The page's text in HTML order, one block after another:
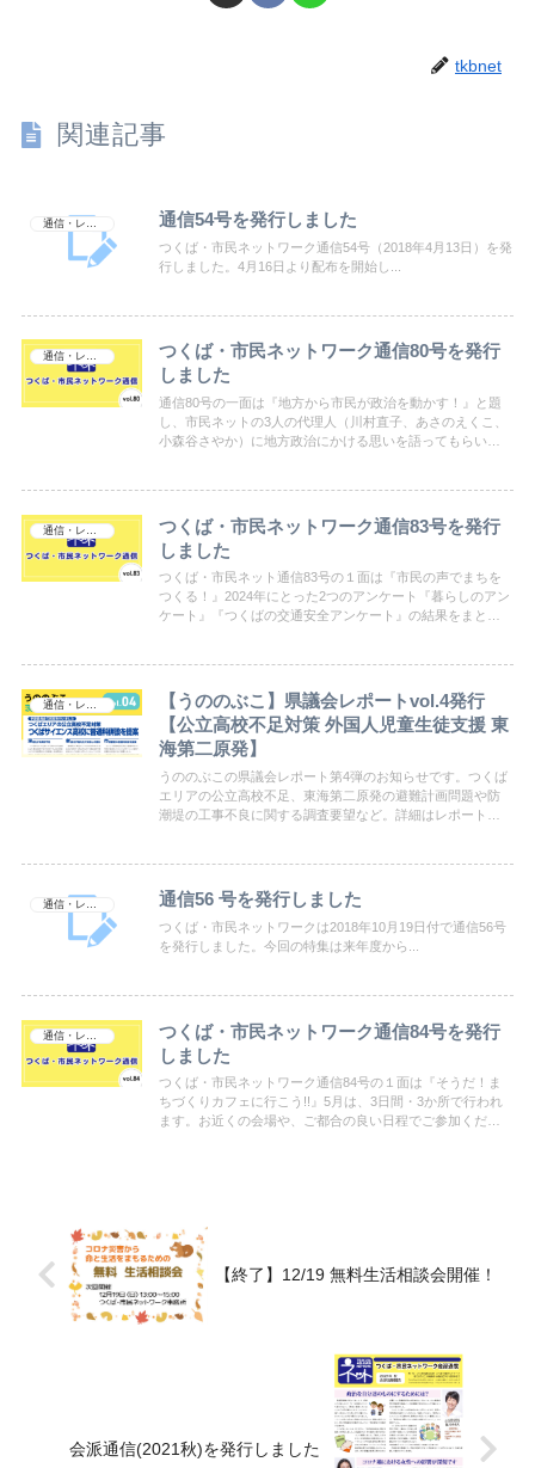
tkbnet
関連記事
通信・レポート 通信54号を発行しました
つくば・市民ネットワーク通信54号（2018年4月13日）を発
行しました。4月16日より配布を開始し...
つくば・市民ネットワーク通信80号を発行
しました
通信80号の一面は『地方から市民が政治を動かす！』と題
し、市民ネットの3人の代理人（川村直子、あさのえくこ、
小森谷さやか）に地方政治にかける思いを語ってもらいま
つくば・市民ネットワーク通信83号を発行
しました
つくば・市民ネット通信83号の１面は『市民の声でまちを
つくる！』2024年にとった2つのアンケート『暮らしのアン
ケート』『つくばの交通安全アンケート』の結果をまとめ
通信・レポート
【うののぶこ】県議会レポートvol.4発行
【公立高校不足対策 外国人児童生徒支援 東
海第二原発】
うののぶこの県議会レポート第4弾のお知らせです。つくば
エリアの公立高校不足、東海第二原発の避難計画問題や防
潮堤の工事不良に関する調査要望など。詳細はレポートを
通信56 号を発行しました
つくば・市民ネットワークは2018年10月19日付で通信56号
を発行しました。今回の特集は来年度から...
つくば・市民ネットワーク通信84号を発行
しました
つくば・市民ネットワーク通信84号の１面は『そうだ！ま
ちづくりカフェに行こう!!』5月は、3日間・3か所で行われ
ます。お近くの会場や、ご都合の良い日程でご参加くださ
【終了】12/19 無料生活相談会開催！
会派通信(2021秋)を発行しました